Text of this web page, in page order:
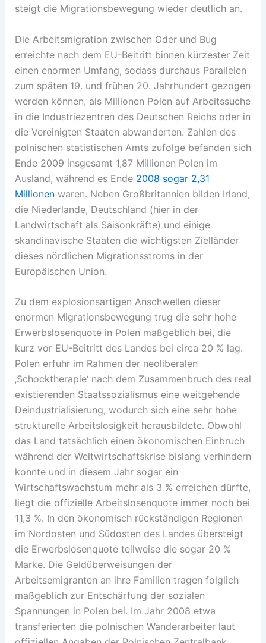
steigt die Migrationsbewegung wieder deutlich an.
Die Arbeitsmigration zwischen Oder und Bug
erreichte nach dem EU-Beitritt binnen kürzester Zeit
einen enormen Umfang, sodass durchaus Parallelen
zum späten 19. und frühen 20. Jahrhundert gezogen
werden können, als Millionen Polen auf Arbeitssuche
in die Industriezentren des Deutschen Reichs oder in
die Vereinigten Staaten abwanderten. Zahlen des
polnischen statistischen Amts zufolge befanden sich
Ende 2009 insgesamt 1,87 Millionen Polen im
Ausland, während es Ende 2008 sogar 2,31
Millionenwaren. Neben Großbritannien bilden Irland,
die Niederlande, Deutschland (hier in der
Landwirtschaft als Saisonkräfte) und einige
skandinavische Staaten die wichtigsten Zielländer
dieses nördlichen Migrationsstroms in der
Europäischen Union.
Zu dem explosionsartigen Anschwellen dieser
enormen Migrationsbewegung trug die sehr hohe
Erwerbslosenquote in Polen maßgeblich bei, die
kurz vor EU-Beitritt des Landes bei circa 20 % lag.
Polen erfuhr im Rahmen der neoliberalen
‚Schocktherapie‘ nach dem Zusammenbruch des real
existierenden Staatssozialismus eine weitgehende
Deindustrialisierung, wodurch sich eine sehr hohe
strukturelle Arbeitslosigkeit herausbildete. Obwohl
das Land tatsächlich einen ökonomischen Einbruch
während der Weltwirtschaftskrise bislang verhindern
konnte und in diesem Jahr sogar ein
Wirtschaftswachstum mehr als 3 % erreichen dürfte,
liegt die offizielle Arbeitslosenquote immer noch bei
11,3 %. In den ökonomisch rückständigen Regionen
im Nordosten und Südosten des Landes übersteigt
die Erwerbslosenquote teilweise die sogar 20 %
Marke. Die Geldüberweisungen der
Arbeitsemigranten an ihre Familien tragen folglich
maßgeblich zur Entschärfung der sozialen
Spannungen in Polen bei. Im Jahr 2008 etwa
transferierten die polnischen Wanderarbeiter laut